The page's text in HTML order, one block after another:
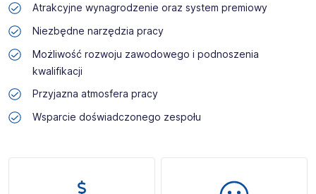
Atrakcyjne wynagrodzenie oraz system premiowy
Niezbędne narzędzia pracy
Możliwość rozwoju zawodowego i podnoszenia
kwalifikacji
Przyjazna atmosfera pracy
Wsparcie doświadczonego zespołu